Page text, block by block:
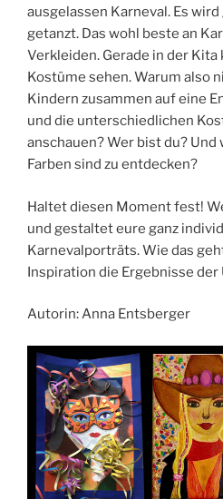
ausgelassen Karneval. Es
getanzt. Das wohl beste an
Verkleiden. Gerade in der
Kostüme sehen. Warum also
Kindern zusammen auf eine
und die unterschiedlichen
anschauen? Wer bist du? Und
Farben sind zu entdecken?
Haltet diesen Moment fest!
und gestaltet eure ganz
Karnevalporträts. Wie das
Inspiration die Ergebnisse der
Autorin: Anna Entsberger